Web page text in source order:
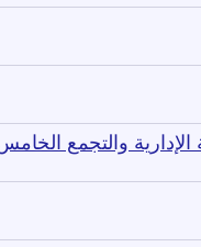
والتجمع الخامس